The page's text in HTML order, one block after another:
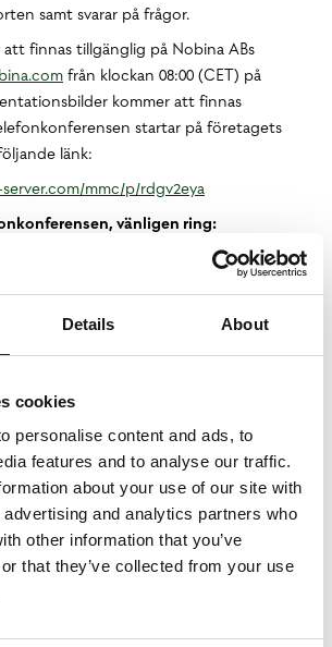
Details About
cookies
personalise content and ads, to
features and to analyse our traffic.
about your use of our site with
and analytics partners who
other information that you’ve
that they’ve collected from your use
samt svarar på frågor.
finnas tillgänglig på Nobina ABs
från klockan 08:00 (CET) på
kommer att finnas
startar på företagets
länk:
mmc/p/rdgv2eya
vänligen ring:
69 2222 4910
942 451472
i efterhand, vänligen logga in
ovan.